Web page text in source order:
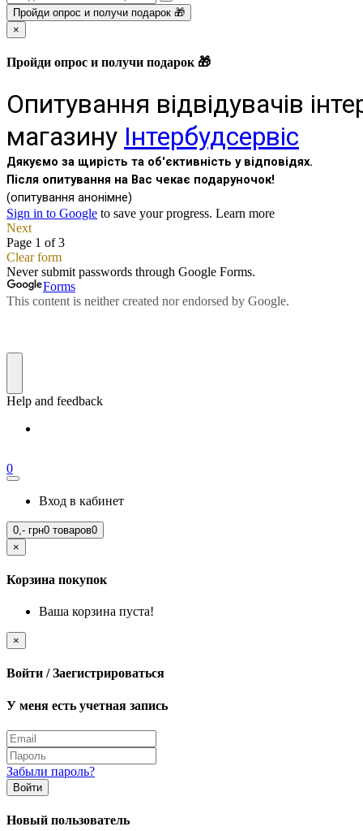
Пройди опрос и получи подарок 🎁
×
Пройди опрос и получи подарок 🎁
0
Вход в кабинет
0,- грн0 товаров0
×
Корзина покупок
Ваша корзина пуста!
×
Войти / Заегистрироваться
У меня есть учетная запись
Забыли пароль?
Войти
Новый пользователь